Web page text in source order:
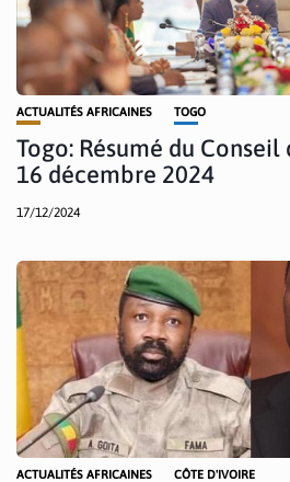
ACTUALITÉS AFRICAINES TOGO
Togo: Résumé du
16 décembre 2024
17/12/2024
ACTUALITÉS AFRICAINES CÔTE D'IVOIRE